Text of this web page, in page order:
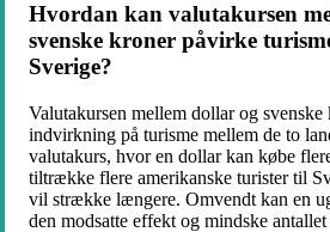
Hvordan kan valutakursen
svenske kroner påvirke
Sverige?
Valutakursen mellem dollar og
indvirkning på turisme mellem de to
valutakurs, hvor en dollar kan købe
tiltrække flere amerikanske turister til
vil strække længere. Omvendt kan en
den modsatte effekt og mindske